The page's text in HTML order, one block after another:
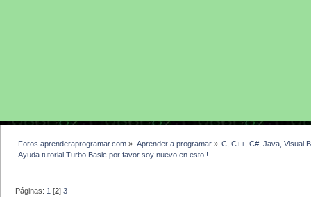
Foros aprenderaprogramar.com » Aprender a programar» C, C++, C#, Java, Visual
Ayuda tutorial Turbo Basic por favor soy nuevo en esto!!.
Páginas: 1 [2]3